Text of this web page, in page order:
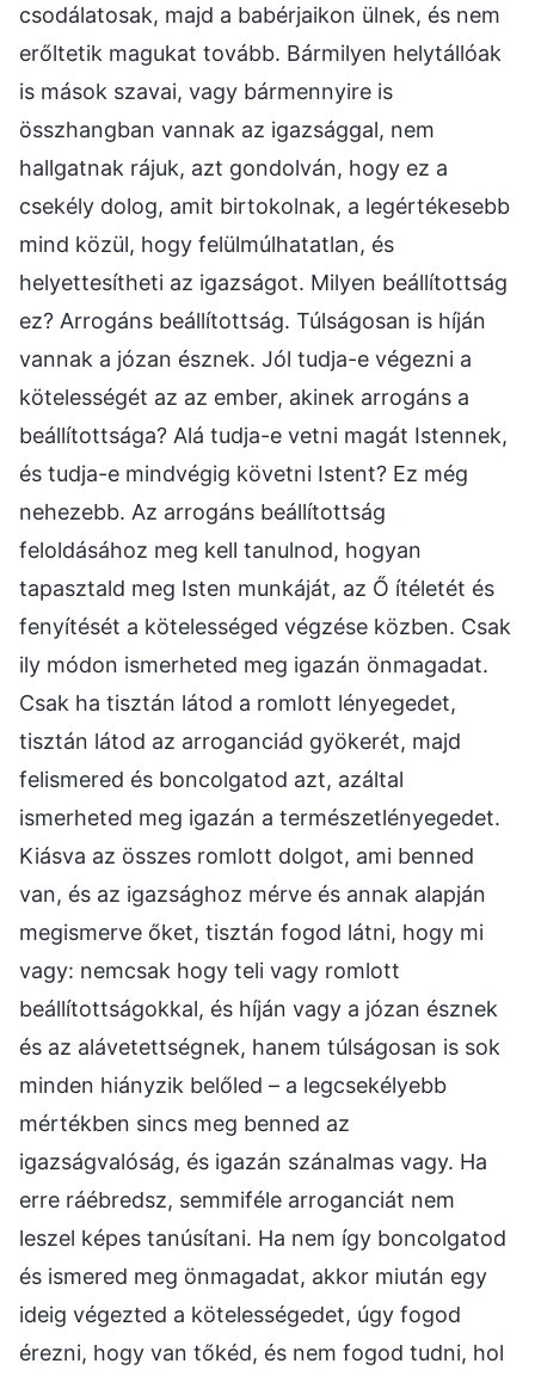
csodálatosak, majd a babérjaikon ülnek, és nem
erőltetik magukat tovább. Bármilyen helytállóak
is mások szavai, vagy bármennyire is
összhangban vannak az igazsággal, nem
hallgatnak rájuk, azt gondolván, hogy ez a
csekély dolog, amit birtokolnak, a legértékesebb
mind közül, hogy felülmúlhatatlan, és
helyettesítheti az igazságot. Milyen beállítottság
ez? Arrogáns beállítottság. Túlságosan is híján
vannak a józan észnek. Jól tudja-e végezni a
kötelességét az az ember, akinek arrogáns a
beállítottsága? Alá tudja-e vetni magát Istennek,
és tudja-e mindvégig követni Istent? Ez még
nehezebb. Az arrogáns beállítottság
feloldásához meg kell tanulnod, hogyan
tapasztald meg Isten munkáját, az Ő ítéletét és
fenyítését a kötelességed végzése közben. Csak
ily módon ismerheted meg igazán önmagadat.
Csak ha tisztán látod a romlott lényegedet,
tisztán látod az arroganciád gyökerét, majd
felismered és boncolgatod azt, azáltal
ismerheted meg igazán a természetlényegedet.
Kiásva az összes romlott dolgot, ami benned
van, és az igazsághoz mérve és annak alapján
megismerve őket, tisztán fogod látni, hogy mi
vagy: nemcsak hogy teli vagy romlott
beállítottságokkal, és híján vagy a józan észnek
és az alávetettségnek, hanem túlságosan is sok
minden hiányzik belőled – a legcsekélyebb
mértékben sincs meg benned az
igazságvalóság, és igazán szánalmas vagy. Ha
erre ráébredsz, semmiféle arroganciát nem
leszel képes tanúsítani. Ha nem így boncolgatod
és ismered meg önmagadat, akkor miután egy
ideig végezted a kötelességedet, úgy fogod
érezni, hogy van tőkéd, és nem fogod tudni, hol